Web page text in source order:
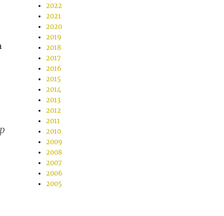
2022
2021
2020
2019
2018
2017
2016
2015
2014
2013
2012
2011
2010
2009
2008
2007
2006
2005